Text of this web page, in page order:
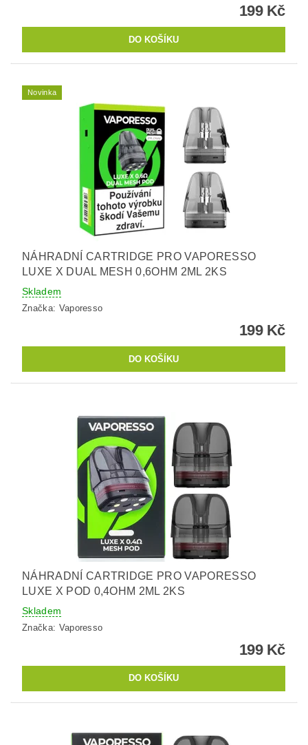
199 Kč
Novinka
NÁHRADNÍ CARTRIDGE PRO VAPORESSO
LUXE X DUAL MESH 0,6OHM 2ML 2KS
Skladem
Značka: Vaporesso
199 Kč
NÁHRADNÍ CARTRIDGE PRO VAPORESSO
LUXE X POD 0,4OHM 2ML 2KS
Skladem
Značka: Vaporesso
199 Kč